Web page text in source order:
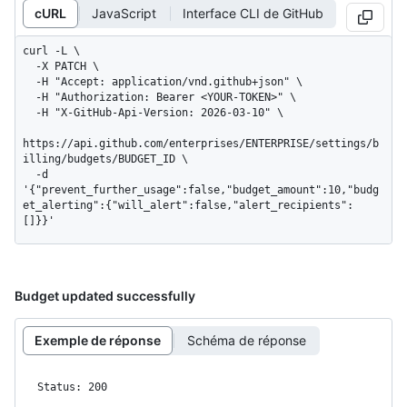
cURL JavaScript Interface CLI de GitHub
curl -L \
https://api.github.com/enterprises/ENTERPRISE/settings/b
illing/budgets/BUDGET_ID \
'{"prevent_further_usage":false,"budget_amount":10,"budg
et_alerting":{"will_alert":false,"alert_recipients":
[]}}'
Budget updated successfully
Exemple de réponse Schéma de réponse
Status: 200